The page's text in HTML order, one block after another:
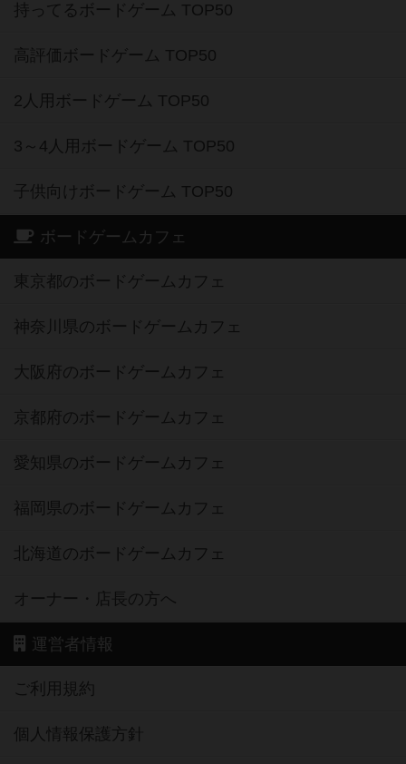
持ってるボードゲーム TOP50
高評価ボードゲーム TOP50
2人用ボードゲーム TOP50
3～4人用ボードゲーム TOP50
子供向けボードゲーム TOP50
ボードゲームカフェ
東京都のボードゲームカフェ
神奈川県のボードゲームカフェ
大阪府のボードゲームカフェ
京都府のボードゲームカフェ
愛知県のボードゲームカフェ
福岡県のボードゲームカフェ
北海道のボードゲームカフェ
オーナー・店長の方へ
運営者情報
ご利用規約
個人情報保護方針